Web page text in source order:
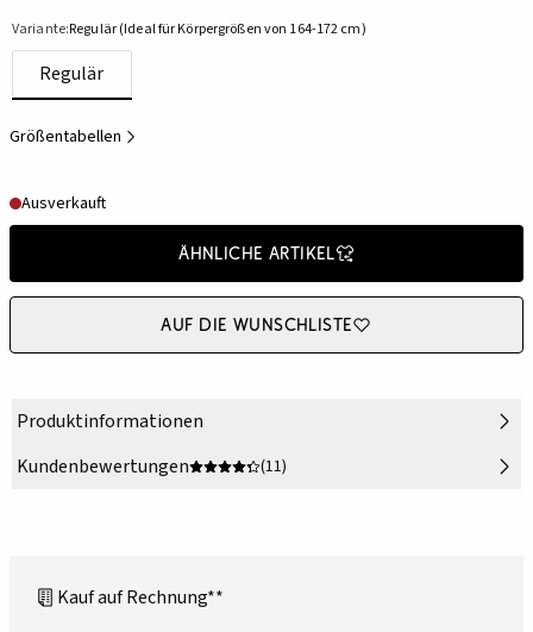
Variante:Regulär (Ideal für Körpergrößen von 164-172 cm)
Regulär
Größentabellen
Ausverkauft
Ähnliche Artikel
Auf die Wunschliste
Produktinformationen
Kundenbewertungen
(11)
Kauf auf Rechnung**